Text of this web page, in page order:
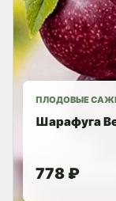
ПЛОДОВЫЕ
Шарафуга
778 ₽